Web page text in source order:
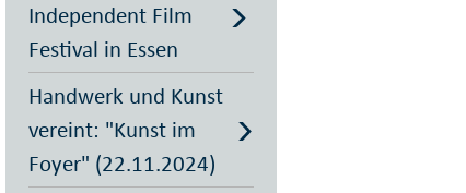
Independent Film
Festival in Essen
Handwerk und Kunst
vereint: "Kunst im
Foyer" (22.11.2024)